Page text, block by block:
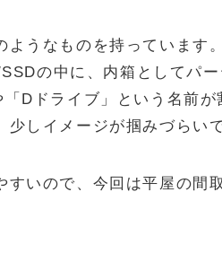
うなものを持っています。
の中に、内箱としてパ
Dドライブ」という名前が
しイメージが掴みづらい
すいので、今回は平屋の間